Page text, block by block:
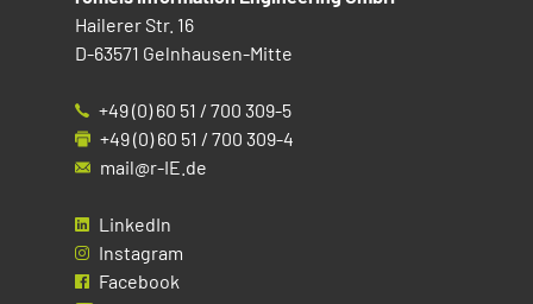
Hailerer Str. 16
D-63571 Gelnhausen-Mitte
+49 (0) 60 51 / 700 309-5
+49 (0) 60 51 / 700 309-4
mail@r-IE.de
LinkedIn
Instagram
Facebook